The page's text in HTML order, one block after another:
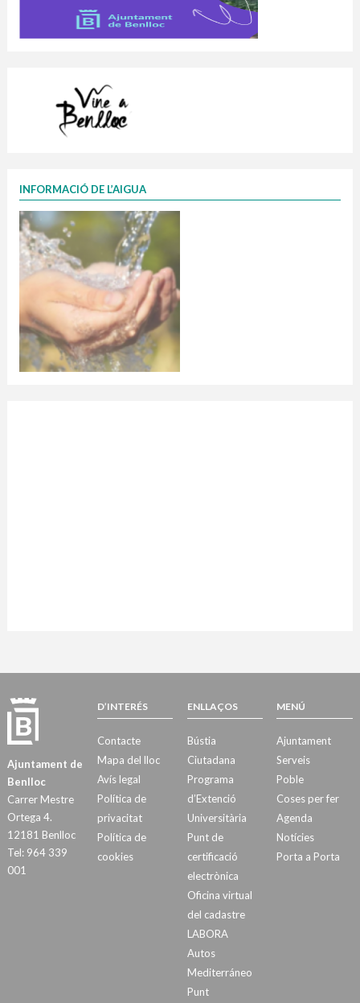
INFORMACIÓ DE L’AIGUA
Ajuntament de
Benlloc
Carrer Mestre
Ortega 4.
12181 Benlloc
Tel: 964 339
001
D’INTERÉS
Contacte
Mapa del lloc
Avís legal
Política de
privacitat
Política de
cookies
ENLLAÇOS
Bústia
Ciutadana
Programa
d’Extenció
Universitària
Punt de
certificació
electrònica
Oficina virtual
del cadastre
LABORA
Autos
Mediterráneo
Punt
MENÚ
Ajuntament
Serveis
Poble
Coses per fer
Agenda
Notícies
Porta a Porta